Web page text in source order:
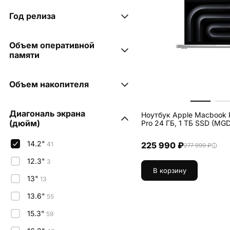
площадь")
Год релиза
2025
202311
Объем оперативной
памяти
18 ГБ4
24 ГБ
36 ГБ6
128 ГБ
Объем накопителя
1 ТБ
2 ТБ6
Диагональ экрана
(дюйм)
14.2" 41
12.3" 3
13" 13
13.6" 55
15.3" 59
Ноутбук Apple Macbook
Pro 24 ГБ, 1 ТБ SSD
225 990 ₽277 990 ₽
В корзину